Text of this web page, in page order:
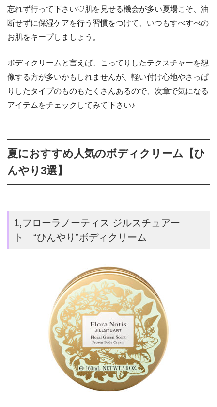
忘れず行って下さい♡肌を見せる機会が多い夏場こそ、油
断せずに保湿ケアを行う習慣をつけて、いつもすべすべの
お肌をキープしましょう。
ボディクリームと言えば、こってりしたテクスチャーを想
像する方が多いかもしれませんが、軽い付け心地やさっぱ
りしたタイプのものもたくさんあるので、次章で気になる
アイテムをチェックしてみて下さい♪
夏におすすめ人気のボディクリーム【ひ
んやり3選】
1,フローラノーティス ジルスチュアー
ト “ひんやり”ボディクリーム